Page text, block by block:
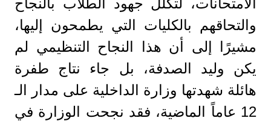
والتحاقهم بالكليات التي يطمحون إليها،
مشيرًا إلى أن هذا النجاح التنظيمي لم
يكن وليد الصدفة، بل جاء نتاج طفرة
هائلة شهدتها وزارة الداخلية على مدار الـ
12 عاماً الماضية، فقد نجحت الوزارة في